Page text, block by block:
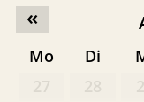
«
Mo Di